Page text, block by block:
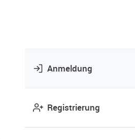
Anmeldung
Registrierung